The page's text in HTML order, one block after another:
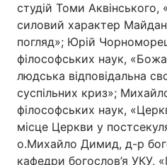
РЕГІОНИ
Київ
Дніпро
Одеса
студій Томи
силовий характер
погляд»; Юрій
філософських наук, «Божа
людська відповідальна
суспільних криз»;
філософських наук,
місце Церкви у
о.Михайло Димид, д-р
кафедри богослов’я УКУ,